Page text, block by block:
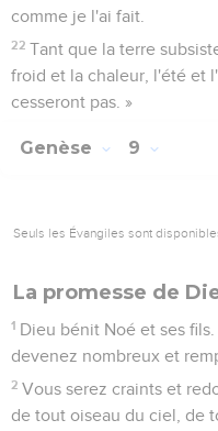
comme je l'ai fait.
22 Tant que la terre
froid et la chaleur, l'été et
cesseront pas. »
Genèse 9
Seuls les Évangiles sont
La promesse de
1 Dieu bénit Noé et ses
devenez nombreux et
2 Vous serez craints et
de tout oiseau du ciel, de